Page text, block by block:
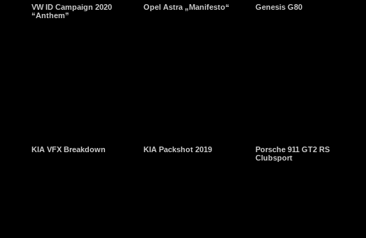
VW ID Campaign 2020
“Anthem”
Opel Astra „Manifesto“ Genesis G80
KIA VFX Breakdown KIA Packshot 2019
Porsche 911 GT2 RS
Clubsport